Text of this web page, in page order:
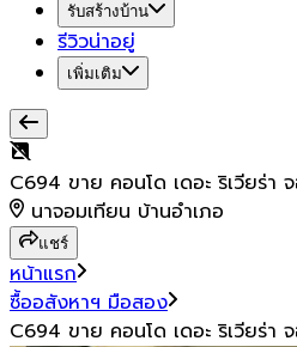
รับสร้างบ้าน
รีวิวน่าอยู่
เพิ่มเติม
C694 ขาย คอนโด เดอะ ริเวียร่า
นาจอมเทียน บ้านอำเภอ
แชร์
หน้าแรก
ซื้ออสังหาฯ มือสอง
C694 ขาย คอนโด เดอะ ริเวียร่า